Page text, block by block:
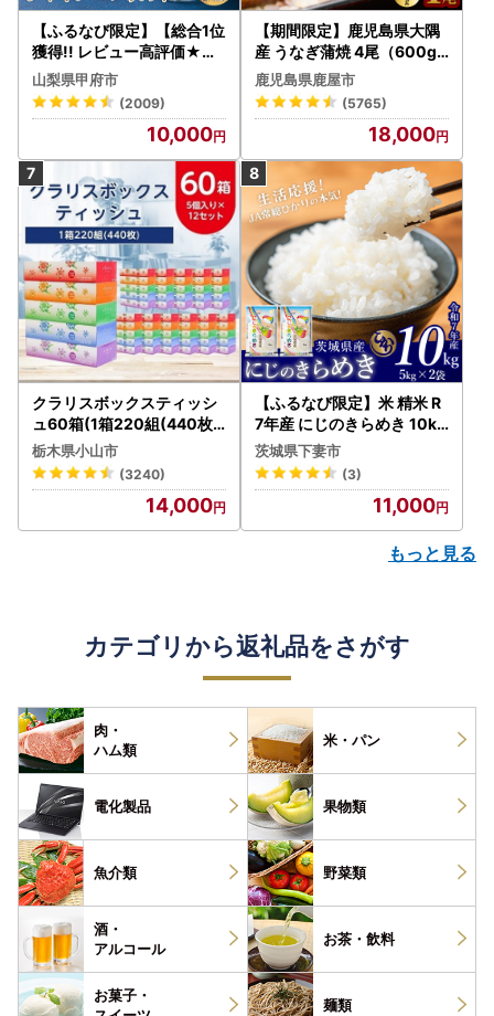
【ふるなび限定】【総合1位
獲得!! レビュー高評価★】
〈2026年度配送分〉山梨
県産 シャインマスカット 2
～3房（1.0kg以上）シャイ
ン フルーツ FN-Limited-S
P
山梨県甲府市
(2009)
10,000
【期間限定】鹿児島県大隅
産 うなぎ蒲焼 4尾（600g
） KN007-004-04-cp18
うなぎ 鰻 魚 惣菜 総菜
鹿児島県鹿屋市
(5765)
18,000
クラリスボックスティッシ
ュ60箱(1箱220組(440枚))
(5個入り×12セット)【配送
不可地域：離島・沖縄県】
【1256759】
栃木県小山市
(3240)
14,000
【ふるなび限定】米 精米 R
7年産 にじのきらめき 10kg
10月 FN-Limited-PR
茨城県下妻市
(3)
11,000
もっと見る
カテゴリから返礼品をさがす
肉・
ハム類
米・パン
電化製品 果物類
魚介類 野菜類
酒・
アルコール
お茶・ 飲料
お菓子・
麺類